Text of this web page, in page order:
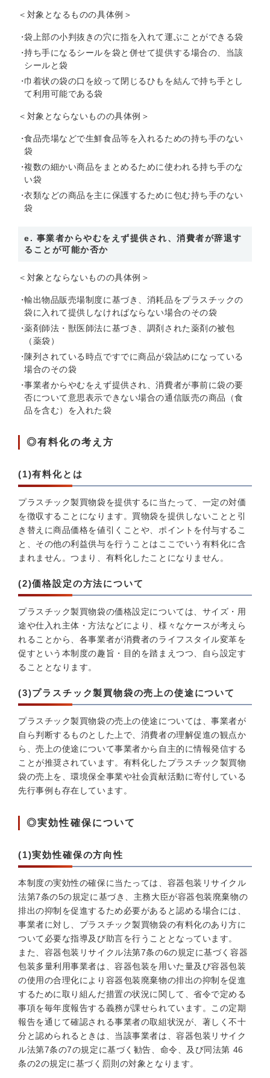
＜対象となるものの具体例＞
袋上部の小判抜きの穴に指を入れて運ぶことができる袋
持ち手になるシールを袋と併せて提供する場合の、当該
シールと袋
巾着状の袋の口を絞って閉じるひもを結んで持ち手とし
て利用可能である袋
＜対象とならないものの具体例＞
食品売場などで生鮮食品等を入れるための持ち手のない
袋
複数の細かい商品をまとめるために使われる持ち手のな
い袋
衣類などの商品を主に保護するために包む持ち手のない
袋
e. 事業者からやむをえず提供され、消費者が辞退す
ることが可能か否か
＜対象とならないものの具体例＞
輸出物品販売場制度に基づき、消耗品をプラスチックの
袋に入れて提供しなければならない場合のその袋
薬剤師法・獣医師法に基づき、調剤された薬剤の被包
（薬袋）
陳列されている時点ですでに商品が袋詰めになっている
場合のその袋
事業者からやむをえず提供され、消費者が事前に袋の要
否について意思表示できない場合の通信販売の商品（食
品を含む）を入れた袋
◎有料化の考え方
(1)有料化とは
プラスチック製買物袋を提供するに当たって、一定の対価
を徴収することになります。買物袋を提供しないことと引
き替えに商品価格を値引くことや、ポイントを付与するこ
と、その他の利益供与を行うことはここでいう有料化に含
まれません。つまり、有料化したことになりません。
(2)価格設定の方法について
プラスチック製買物袋の価格設定については、サイズ・用
途や仕入れ主体・方法などにより、様々なケースが考えら
れることから、各事業者が消費者のライフスタイル変革を
促すという本制度の趣旨・目的を踏まえつつ、自ら設定す
ることとなります。
(3)プラスチック製買物袋の売上の使途について
プラスチック製買物袋の売上の使途については、事業者が
自ら判断するものとした上で、消費者の理解促進の観点か
ら、売上の使途について事業者から自主的に情報発信する
ことが推奨されています。有料化したプラスチック製買物
袋の売上を、環境保全事業や社会貢献活動に寄付している
先行事例も存在しています。
◎実効性確保について
(1)実効性確保の方向性
本制度の実効性の確保に当たっては、容器包装リサイクル
法第7条の5の規定に基づき、主務大臣が容器包装廃棄物の
排出の抑制を促進するため必要があると認める場合には、
事業者に対し、プラスチック製買物袋の有料化のあり方に
ついて必要な指導及び助言を行うこととなっています。
また、容器包装リサイクル法第7条の6の規定に基づく容器
包装多量利用事業者は、容器包装を用いた量及び容器包装
の使用の合理化により容器包装廃棄物の排出の抑制を促進
するために取り組んだ措置の状況に関して、省令で定める
事項を毎年度報告する義務が課せられています。この定期
報告を通じて確認される事業者の取組状況が、著しく不十
分と認められるときは、当該事業者は、容器包装リサイク
ル法第7条の7の規定に基づく勧告、命令、及び同法第 46
条の2の規定に基づく罰則の対象となります。